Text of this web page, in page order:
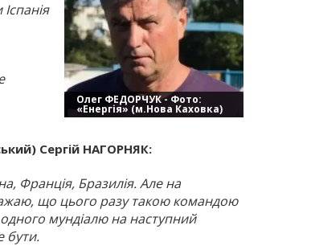
Олег ФЕДОРЧУК - Фото:
«Енергія» (м.Нова Каховка)
Сергій НАГОРНЯК:
Франція, Бразилія. Але на
що цього разу такою командою
мундіалю на наступний
бути.